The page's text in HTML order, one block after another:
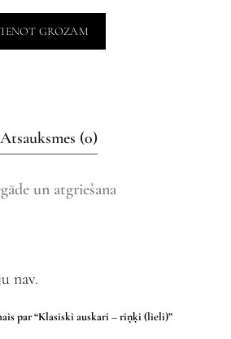
GROZAM
Atsauksmes (0)
un atgriešana
nav.
par “Klasiski auskari – riņķi (lieli)”